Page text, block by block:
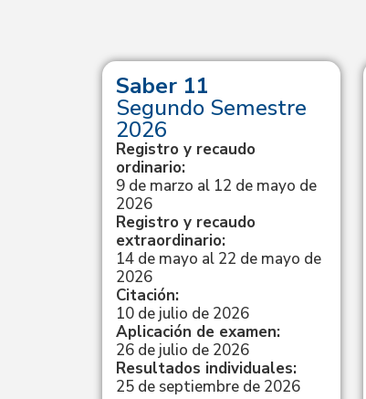
Saber 11
Segundo Semestre
2026
Registro y recaudo
ordinario:
9 de marzo al 12 de mayo de
2026
Registro y recaudo
extraordinario:
14 de mayo al 22 de mayo de
2026
Citación:
10 de julio de 2026
Aplicación de examen:
26 de julio de 2026
Resultados individuales:
25 de septiembre de 2026